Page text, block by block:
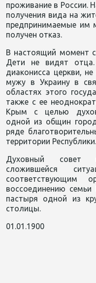
проживание в России.
получения вида на
предпринимаемые им
получен отказ.
В настоящий момент
Дети не видят отца.
диаконисса церкви,
мужу в Украину в
областях этого
также с ее
Крым с целью
одной из общин
ряде
территории Республики.
Духовный совет
сложившейся
соответствующим
воссоединению
пастыря одной из
столицы.
01.01.1900